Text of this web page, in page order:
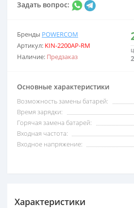
Задать вопрос:
Бренды POWERCOM
Артикул: KIN-2200AP-RM
Наличие: Предзаказ
Основные характеристики
Возможность замены батарей:
Время зарядки:
Горячая замена батарей:
Входная частота:
Входное напряжение:
Характеристики